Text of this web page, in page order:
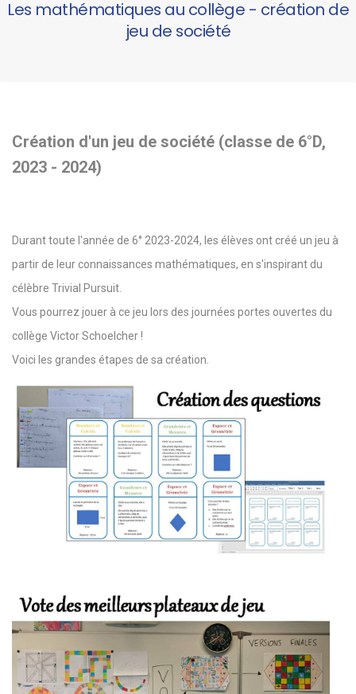
Les mathématiques au collège - création de
jeu de société
Création d'un jeu de société (classe de 6°D,
2023 - 2024)
Durant toute l'année de 6° 2023-2024, les élèves ont créé un jeu à
partir de leur connaissances mathématiques, en s'inspirant du
célèbre Trivial Pursuit.
Vous pourrez jouer à ce jeu lors des journées portes ouvertes du
collège Victor Schoelcher !
Voici les grandes étapes de sa création.